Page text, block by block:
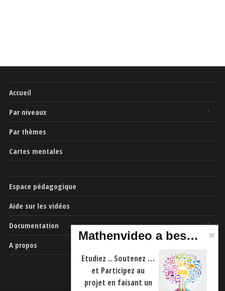
Accueil
Par niveaux
Par thèmes
Cartes mentales
Espace pédagogique
Aide sur les vidéos
Documentation
A propos
Mathenvideo a besoin de vous
Etudiez .. Soutenez …
et Participez au
projet en faisant un